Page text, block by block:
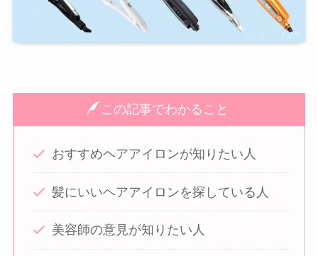
この記事でわかること
おすすめヘアアイロンが知りたい人
髪にいいヘアアイロンを探している人
美容師の意見が知りたい人